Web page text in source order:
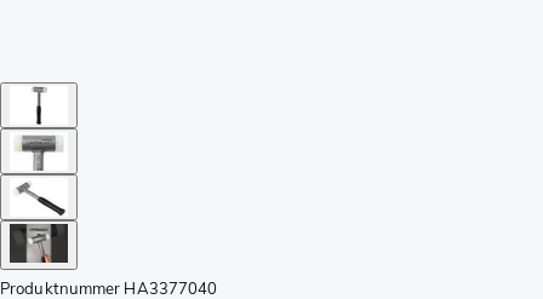
Produktnummer HA3377040